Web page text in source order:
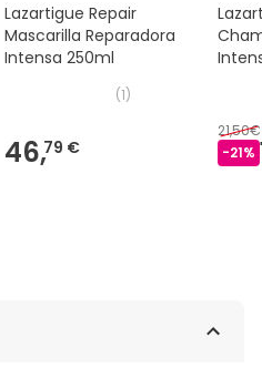
Lazartigue Repair
Mascarilla Reparadora
Intensa 250ml
(1)
46,79 €
21,50€
-21%